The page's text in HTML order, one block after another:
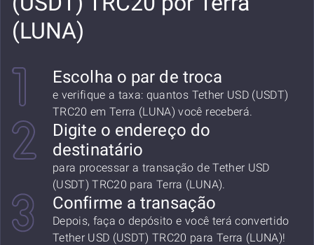
(LUNA)
Escolha o par de troca
e verifique a taxa: quantos Tether USD (USDT)
TRC20 em Terra (LUNA) você receberá.
Digite o endereço do
destinatário
para processar a transação de Tether USD
(USDT) TRC20 para Terra (LUNA).
Confirme a transação
Depois, faça o depósito e você terá convertido
Tether USD (USDT) TRC20 para Terra (LUNA)!